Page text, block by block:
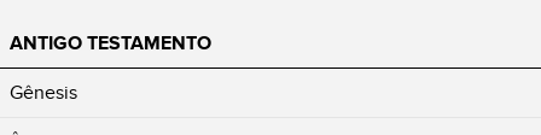
ANTIGO TESTAMENTO
Gênesis